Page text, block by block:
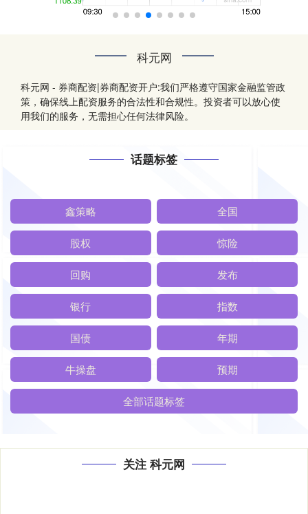
科元网
科元网 - 券商配资|券商配资开户:我们严格遵守国家金融监管政
策，确保线上配资服务的合法性和合规性。投资者可以放心使
用我们的服务，无需担心任何法律风险。
话题标签
鑫策略 全国
股权 惊险
回购 发布
银行 指数
国债 年期
牛操盘 预期
全部话题标签
关注 科元网